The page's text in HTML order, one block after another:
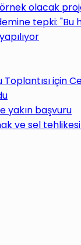
olacak
tepki: "Bu
için
yakın başvuru
ve sel